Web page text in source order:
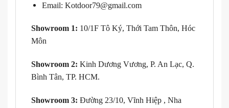
Email: Kotdoor79@gmail.com
Showroom 1: 10/1F Tô Ký, Thới Tam Thôn, Hóc
Môn
Showroom 2: Kinh Dương Vương, P. An Lạc, Q.
Bình Tân, TP. HCM.
Showroom 3: Đường 23/10, Vĩnh Hiệp , Nha